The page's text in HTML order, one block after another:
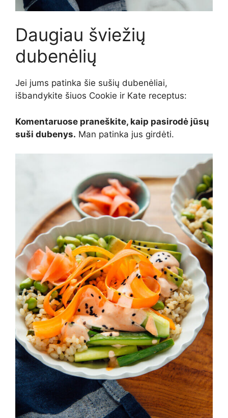
Daugiau šviežių
dubenėlių
Jei jums patinka šie sušių dubenėliai,
išbandykite šiuos Cookie ir Kate receptus:
Komentaruose praneškite, kaip pasirodė jūsų
suši dubenys. Man patinka jus girdėti.